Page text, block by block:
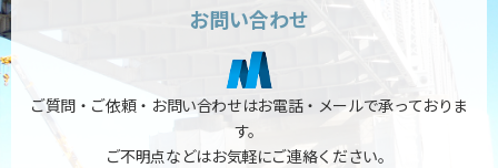
お問い合わせ
ご質問・ご依頼・お問い合わせはお電話・メールで承っておりま
す。
ご不明点などはお気軽にご連絡ください。